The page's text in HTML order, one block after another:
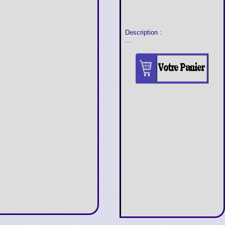
Description :
...